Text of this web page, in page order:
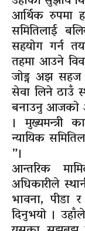
आर्थिक रुपमा
समितिलाई
सहयोग गर्न
तहमा आउने
जोड्न अझ सहज
सेवा लिने ठाउँ
बनाउनु आजको
। मुख्यमन्त्री
न्यायिक
”।
आन्तरिक
अधिकारीले
भावना, पीडा
दिनुभयो ।